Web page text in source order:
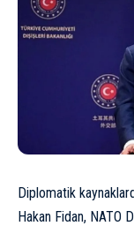
Diplomatik
Hakan Fidan, NATO